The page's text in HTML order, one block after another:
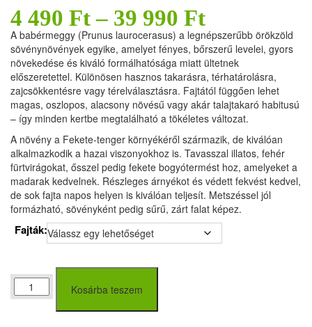
4 490 Ft– 39 990 Ft
A babérmeggy (Prunus laurocerasus) a legnépszerűbb örökzöld
sövénynövények egyike, amelyet fényes, bőrszerű levelei, gyors
növekedése és kiváló formálhatósága miatt ültetnek
előszeretettel. Különösen hasznos takarásra, térhatárolásra,
zajcsökkentésre vagy térelválasztásra. Fajtától függően lehet
magas, oszlopos, alacsony növésű vagy akár talajtakaró habitusú
– így minden kertbe megtalálható a tökéletes változat.
A növény a Fekete-tenger környékéről származik, de kiválóan
alkalmazkodik a hazai viszonyokhoz is. Tavasszal illatos, fehér
fürtvirágokat, ősszel pedig fekete bogyótermést hoz, amelyeket a
madarak kedvelnek. Részleges árnyékot és védett fekvést kedvel,
de sok fajta napos helyen is kiválóan teljesít. Metszéssel jól
formázható, sövényként pedig sűrű, zárt falat képez.
Fajták:
Babérmeggy
(Prunus
laurocerasus)
Kosárba teszem